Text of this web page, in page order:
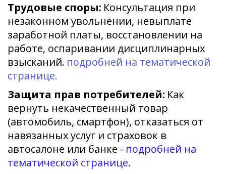
Трудовые споры: Консультация при
незаконном увольнении, невыплате
заработной платы, восстановлении на
работе, оспаривании дисциплинарных
взысканий. подробней на тематической
странице.
Защита прав потребителей: Как
вернуть некачественный товар
(автомобиль, смартфон), отказаться от
навязанных услуг и страховок в
автосалоне или банке - подробней на
тематической странице.